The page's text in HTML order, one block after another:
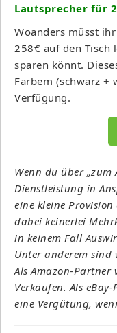
Lautsprecher für
Woanders müsst
258€ auf den Tisch
sparen könnt.
Farbem (schwarz +
Verfügung.
Wenn du über
Dienstleistung in
eine kleine
dabei keinerlei
in keinem Fall
Unter anderem sind
Als Amazon-
Verkäufen. Als
eine Vergütung,